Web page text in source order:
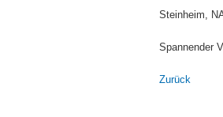
Steinheim,
Spannender
Zurück